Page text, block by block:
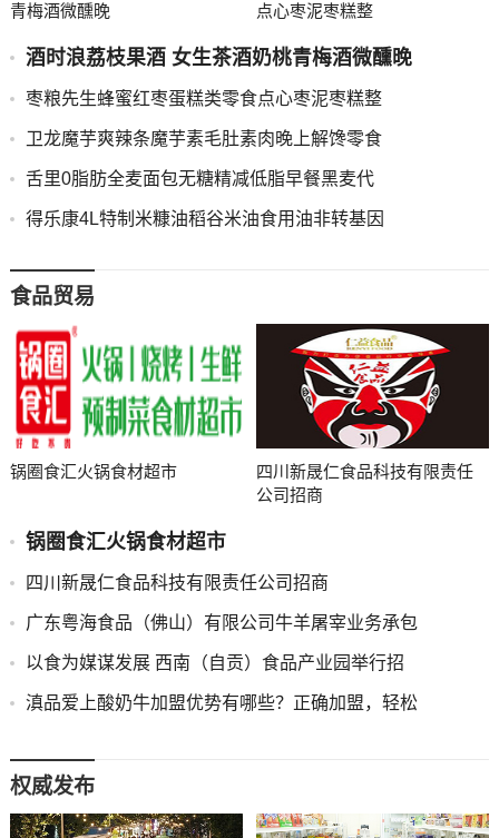
青梅酒微醺晚
点心枣泥枣糕整
酒时浪荔枝果酒 女生茶酒奶桃青梅酒微醺晚
枣粮先生蜂蜜红枣蛋糕类零食点心枣泥枣糕整
卫龙魔芋爽辣条魔芋素毛肚素肉晚上解馋零食
舌里0脂肪全麦面包无糖精减低脂早餐黑麦代
得乐康4L特制米糠油稻谷米油食用油非转基因
食品贸易
锅圈食汇火锅食材超市
四川新晟仁食品科技有限责任
公司招商
锅圈食汇火锅食材超市
四川新晟仁食品科技有限责任公司招商
广东粤海食品（佛山）有限公司牛羊屠宰业务承包
以食为媒谋发展 西南（自贡）食品产业园举行招
滇品爱上酸奶牛加盟优势有哪些？正确加盟，轻松
权威发布